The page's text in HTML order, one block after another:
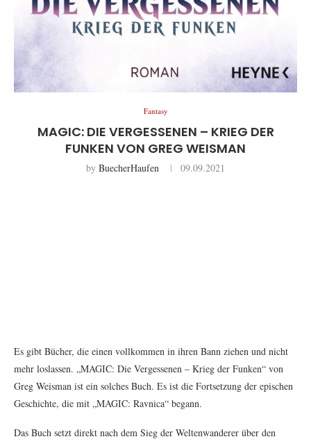
Fantasy
MAGIC: DIE VERGESSENEN – KRIEG DER
FUNKEN VON GREG WEISMAN
by BuecherHaufen 09.09.2021
Es gibt Bücher, die einen vollkommen in ihren Bann ziehen und nicht
mehr loslassen. „MAGIC: Die Vergessenen – Krieg der Funken“ von
Greg Weisman ist ein solches Buch. Es ist die Fortsetzung der epischen
Geschichte, die mit „MAGIC: Ravnica“ begann.
Das Buch setzt direkt nach dem Sieg der Weltenwanderer über den